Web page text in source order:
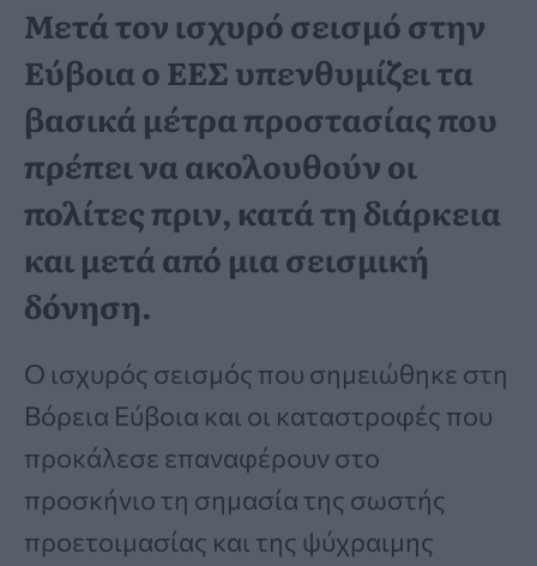
Μετά τον ισχυρό σεισμό στην
Εύβοια ο ΕΕΣ υπενθυμίζει τα
βασικά μέτρα προστασίας που
πρέπει να ακολουθούν οι
πολίτες πριν, κατά τη διάρκεια
και μετά από μια σεισμική
δόνηση.
Ο ισχυρός σεισμός που σημειώθηκε στη
Βόρεια Εύβοια και οι καταστροφές που
προκάλεσε επαναφέρουν στο
προσκήνιο τη σημασία της σωστής
προετοιμασίας και της ψύχραιμης